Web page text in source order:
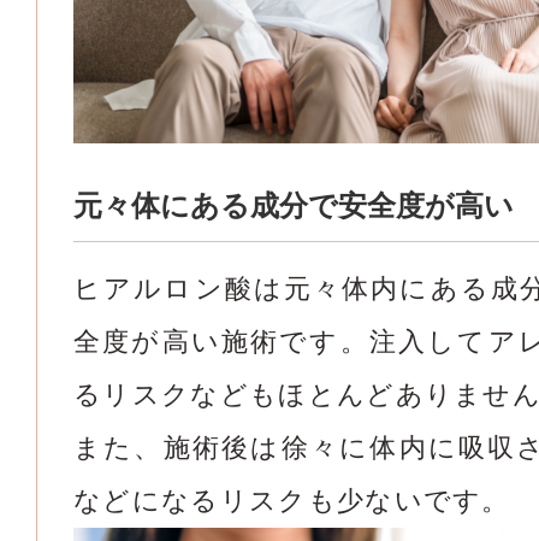
元々体にある成分で安全度が高い
ヒアルロン酸は元々体内にある成
全度が高い施術です。注入してア
るリスクなどもほとんどありませ
また、施術後は徐々に体内に吸収
などになるリスクも少ないです。